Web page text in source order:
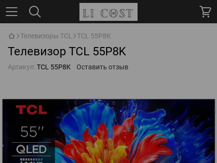
Телевизоры TCL TCL 55P8K
Телевизор TCL 55P8K
Артикул: TCL 55P8K Оставить отзыв